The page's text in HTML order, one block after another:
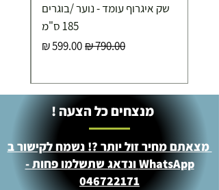
מוצרי כושר ( בלבד) ניתן לאסוף ממחסני החברה בת"א
שק איגרוף עומד - נוער /בוגרים
185 ס"מ
מחיר רגילמחיר מבצע
מנצחים כל הצעה !
מצאתם מחיר זול יותר ?! נשמח לקישור ב
WhatsApp ונדאג שתשלמו פחות -
046722171